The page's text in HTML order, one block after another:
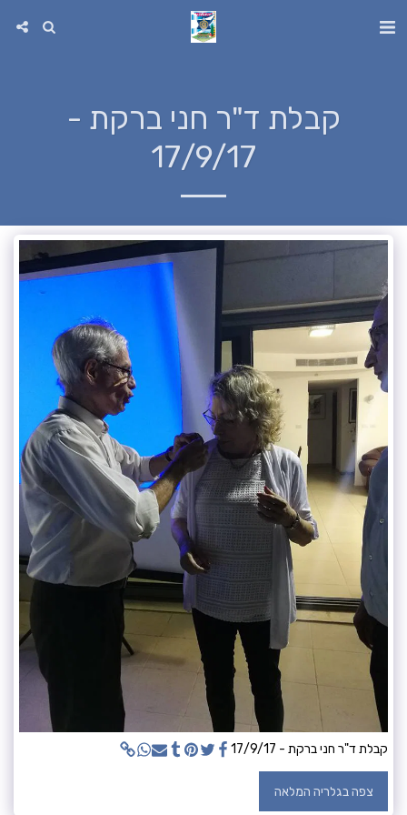
קבלת ד"ר חני ברקת -
17/9/17
קבלת ד"ר חני ברקת - 17/9/17
צפה בגלריה המלאה